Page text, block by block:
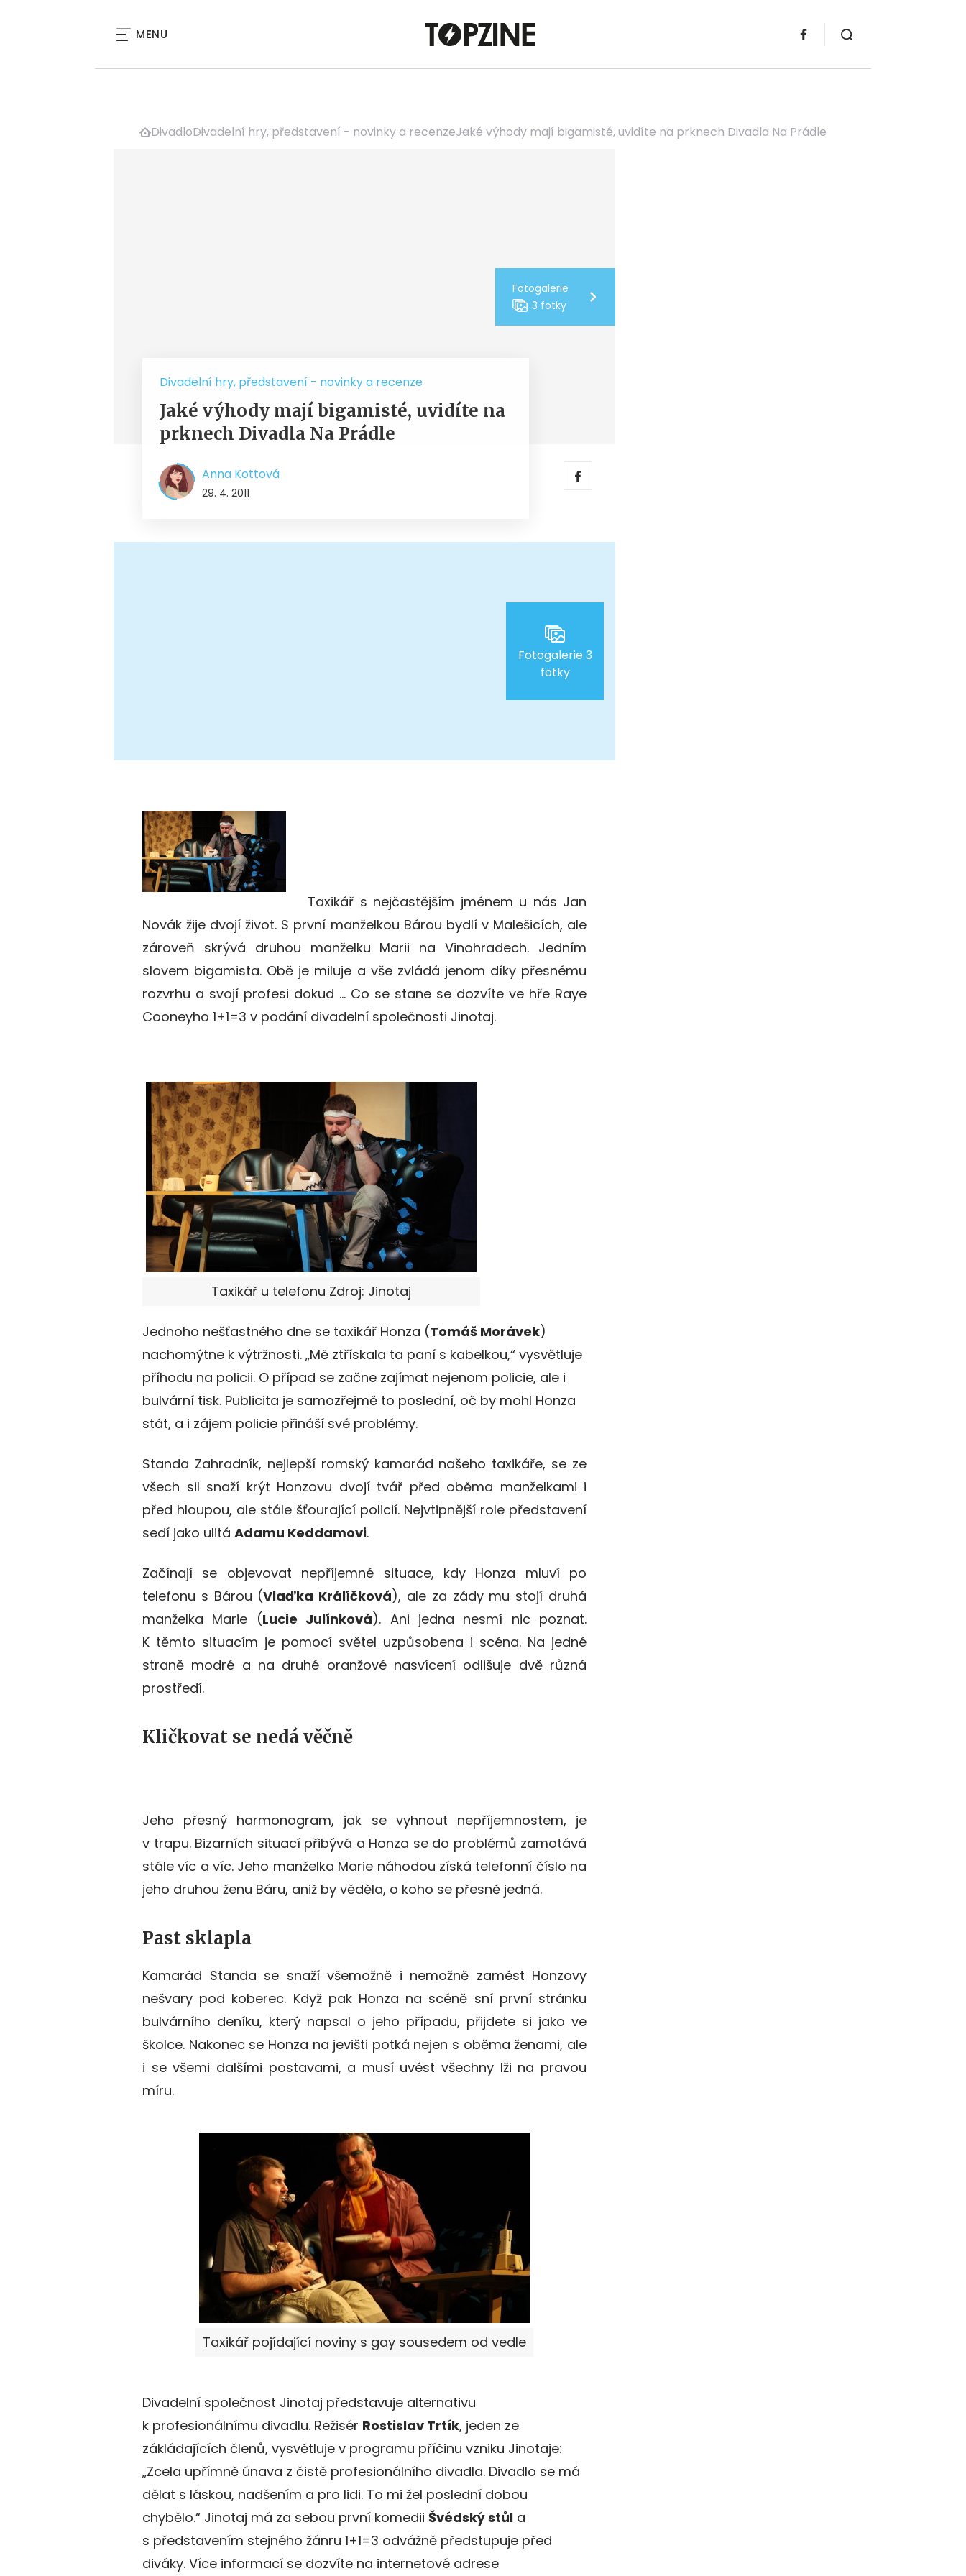
MENU
DivadloDivadelní hry, představení - novinky a recenzeJaké výhody mají bigamisté, uvidíte na prknech Divadla Na Prádle
Fotogalerie
3 fotky
Divadelní hry, představení - novinky a recenze
Jaké výhody mají bigamisté, uvidíte na
prknech Divadla Na Prádle
Anna Kottová
29. 4. 2011
Fotogalerie 3
fotky
Taxikář s nejčastějším jménem u nás Jan
Novák žije dvojí život. S první manželkou Bárou bydlí v Malešicích, ale
zároveň skrývá druhou manželku Marii na Vinohradech. Jedním
slovem bigamista. Obě je miluje a vše zvládá jenom díky přesnému
rozvrhu a svojí profesi dokud … Co se stane se dozvíte ve hře Raye
Cooneyho 1+1=3 v podání divadelní společnosti Jinotaj.
Taxikář u telefonu Zdroj: Jinotaj
Jednoho nešťastného dne se taxikář Honza (Tomáš Morávek)
nachomýtne k výtržnosti. „Mě ztřískala ta paní s kabelkou,“ vysvětluje
příhodu na policii. O případ se začne zajímat nejenom policie, ale i
bulvární tisk. Publicita je samozřejmě to poslední, oč by mohl Honza
stát, a i zájem policie přináší své problémy.
Standa Zahradník, nejlepší romský kamarád našeho taxikáře, se ze
všech sil snaží krýt Honzovu dvojí tvář před oběma manželkami i
před hloupou, ale stále šťourající policií. Nejvtipnější role představení
sedí jako ulitá Adamu Keddamovi.
Začínají se objevovat nepříjemné situace, kdy Honza mluví po
telefonu s Bárou (Vlaďka Králíčková), ale za zády mu stojí druhá
manželka Marie (Lucie Julínková). Ani jedna nesmí nic poznat.
K těmto situacím je pomocí světel uzpůsobena i scéna. Na jedné
straně modré a na druhé oranžové nasvícení odlišuje dvě různá
prostředí.
Kličkovat se nedá věčně
Jeho přesný harmonogram, jak se vyhnout nepříjemnostem, je
v trapu. Bizarních situací přibývá a Honza se do problémů zamotává
stále víc a víc. Jeho manželka Marie náhodou získá telefonní číslo na
jeho druhou ženu Báru, aniž by věděla, o koho se přesně jedná.
Past sklapla
Kamarád Standa se snaží všemožně i nemožně zamést Honzovy
nešvary pod koberec. Když pak Honza na scéně sní první stránku
bulvárního deníku, který napsal o jeho případu, přijdete si jako ve
školce. Nakonec se Honza na jevišti potká nejen s oběma ženami, ale
i se všemi dalšími postavami, a musí uvést všechny lži na pravou
míru.
Taxikář pojídající noviny s gay sousedem od vedle
Divadelní společnost Jinotaj představuje alternativu
k profesionálnímu divadlu. Režisér Rostislav Trtík, jeden ze
zákládajících členů, vysvětluje v programu příčinu vzniku Jinotaje:
„Zcela upřímně únava z čistě profesionálního divadla. Divadlo se má
dělat s láskou, nadšením a pro lidi. To mi žel poslední dobou
chybělo.“ Jinotaj má za sebou první komedii Švédský stůl a
s představením stejného žánru 1+1=3 odvážně předstupuje před
diváky. Více informací se dozvíte na internetové adrese